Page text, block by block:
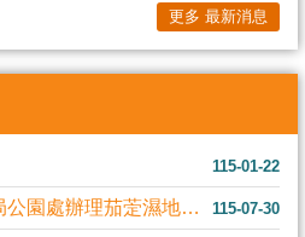
更多 最新消息
115-01-22
115-07-30
轉知高雄市政府工務局公園處辦理茄萣濕地志工(隊)招募，歡迎踴躍報名